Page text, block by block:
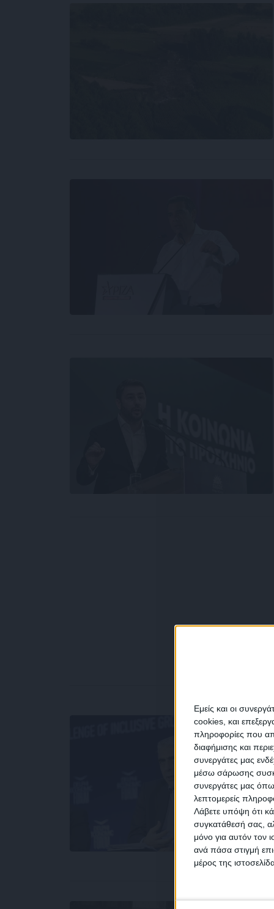
Εμείς και οι
cookies, και
πληροφορίες που
διαφήμισης και
συνεργάτες μας
μέσω σάρωσης
συνεργάτες μας
λεπτομερείς
Λάβετε υπόψη ότι
συγκατάθεσή σας,
μόνο για αυτόν τον
ανά πάσα στιγμή
μέρος της